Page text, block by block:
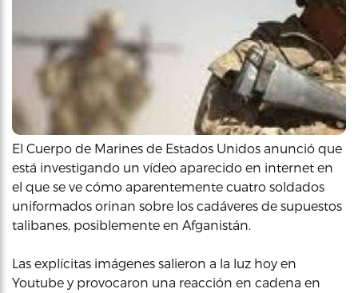
El Cuerpo de Marines de Estados Unidos anunció que
está investigando un vídeo aparecido en internet en
el que se ve cómo aparentemente cuatro soldados
uniformados orinan sobre los cadáveres de supuestos
talibanes, posiblemente en Afganistán.
Las explícitas imágenes salieron a la luz hoy en
Youtube y provocaron una reacción en cadena en